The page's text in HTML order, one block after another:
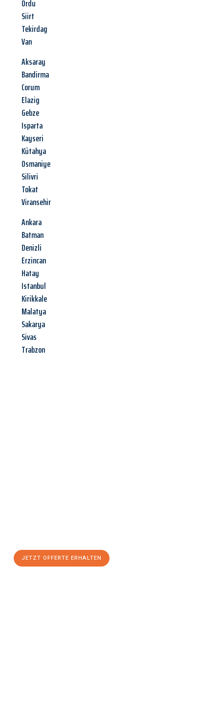
Ordu
Siirt
Tekirdag
Van
Aksaray
Bandirma
Corum
Elazig
Gebze
Isparta
Kayseri
Kütahya
Osmaniye
Silivri
Tokat
Viransehir
Ankara
Batman
Denizli
Erzincan
Hatay
Istanbul
Kirikkale
Malatya
Sakarya
Sivas
Trabzon
JETZT OFFERTE ERHALTEN